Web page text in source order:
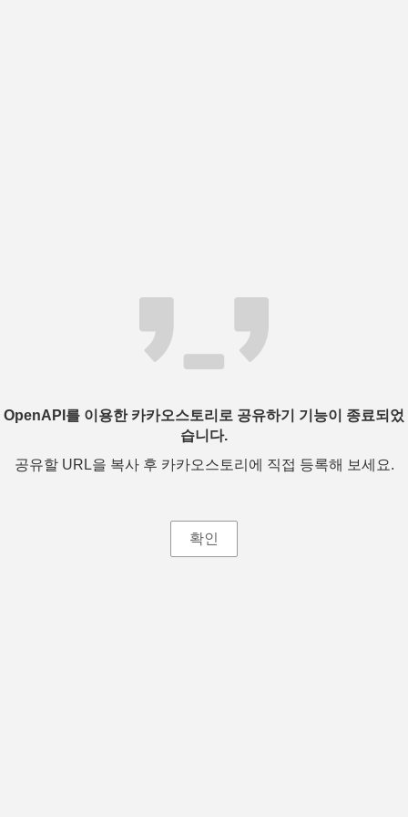
OpenAPI를 이용한 카카오스토리로 공유하기 기능이 종료되었
습니다.
공유할 URL을 복사 후 카카오스토리에 직접 등록해 보세요.
확인